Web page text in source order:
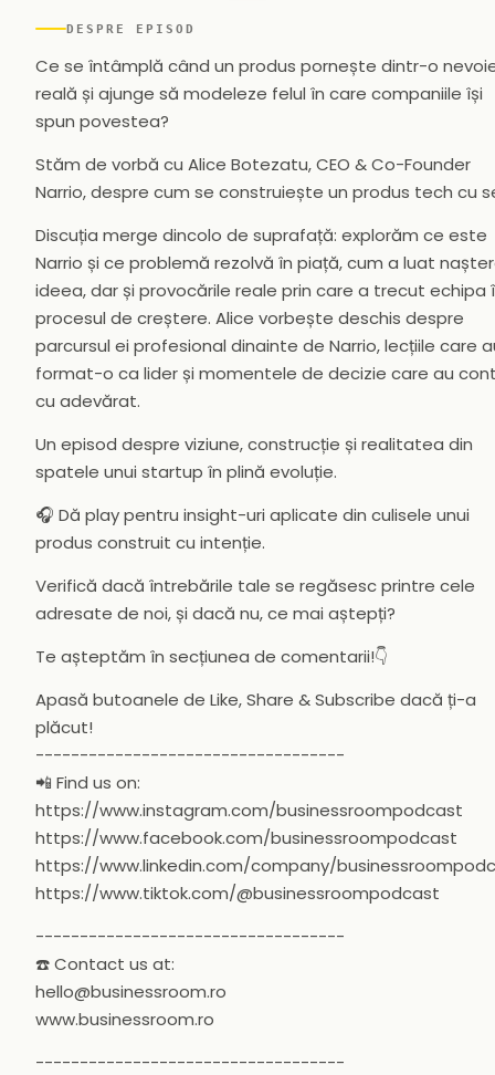
DESPRE EPISOD
Ce se întâmplă când un produs pornește dintr-o
reală și ajunge să modeleze felul în care companiile își
spun povestea?
Stăm de vorbă cu Alice Botezatu, CEO & Co-Founder
Narrio, despre cum se construiește un produs tech cu
Discuția merge dincolo de suprafață: explorăm ce este
Narrio și ce problemă rezolvă în piață, cum a luat
ideea, dar și provocările reale prin care a trecut echipa
procesul de creștere. Alice vorbește deschis despre
parcursul ei profesional dinainte de Narrio, lecțiile care
format-o ca lider și momentele de decizie care au
cu adevărat.
Un episod despre viziune, construcție și realitatea din
spatele unui startup în plină evoluție.
🎧 Dă play pentru insight-uri aplicate din culisele unui
produs construit cu intenție.
Verifică dacă întrebările tale se regăsesc printre cele
adresate de noi, și dacă nu, ce mai aștepți?
Te așteptăm în secțiunea de comentarii!👇
Apasă butoanele de Like, Share & Subscribe dacă ți-a
plăcut!
-----------------------------------
📲 Find us on:
https://www.instagram.com/businessroompodcast
https://www.facebook.com/businessroompodcast
https://www.linkedin.com/company/
https://www.tiktok.com/@businessroompodcast
-----------------------------------
☎️ Contact us at:
hello@businessroom.ro
www.businessroom.ro
-----------------------------------